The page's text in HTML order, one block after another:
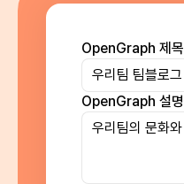
OpenGraph 제목
OpenGraph 설명